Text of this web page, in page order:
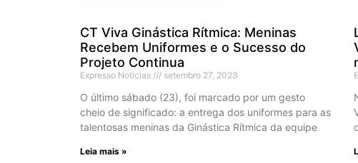
CT Viva Ginástica Rítmica: Meninas
Recebem Uniformes e o Sucesso do
Projeto Continua
Expresso Noticias setembro 27, 2023
O último sábado (23), foi marcado por um gesto
cheio de significado: a entrega dos uniformes para as
talentosas meninas da Ginástica Rítmica da equipe
Leia mais »